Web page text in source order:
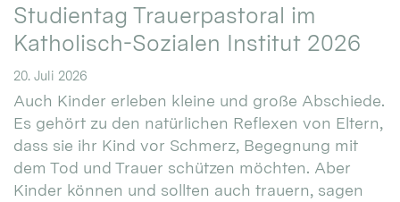
Studientag Trauerpastoral im
Katholisch-Sozialen Institut 2026
20. Juli 2026
Auch Kinder erleben kleine und große Abschiede.
Es gehört zu den natürlichen Reflexen von Eltern,
dass sie ihr Kind vor Schmerz, Begegnung mit
dem Tod und Trauer schützen möchten. Aber
Kinder können und sollten auch trauern, sagen